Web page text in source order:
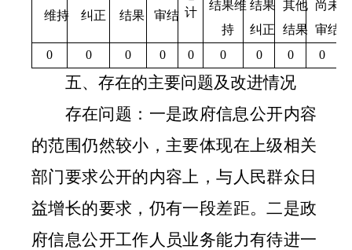
维持
纠正
结果
审结 计
结果维
持
结果
纠正
其他
结果
尚未
审结
0
0 0 0 0 0 0 0 0
五、存在的主要问题及改进情况
存在问题：一是政府信息公开内容
的范围仍然较小，主要体现在上级相关
部门要求公开的内容上，与人民群众日
益增长的要求，仍有一段差距。二是政
府信息公开工作人员业务能力有待进一